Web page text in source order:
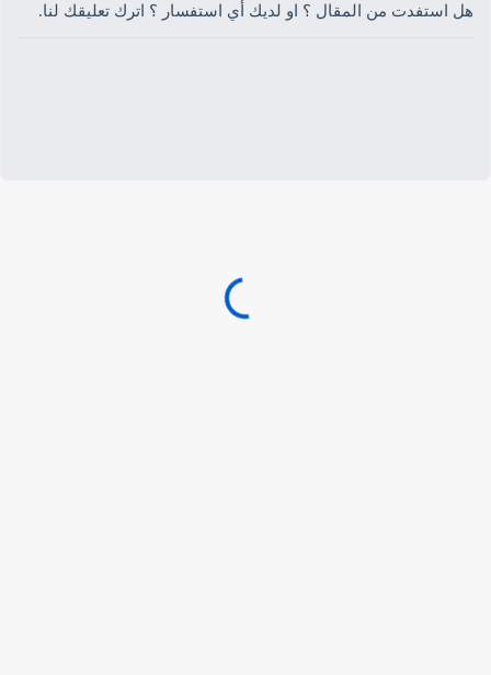
هل استفدت من المقال ؟ او لديك أي استفسار ؟ اترك تعليقك لنا.